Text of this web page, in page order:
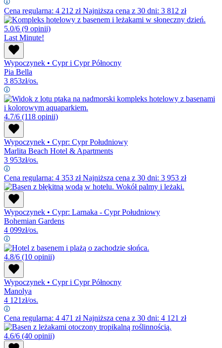
Cena regularna: 4 212 złNajniższa cena z 30 dni: 3 812 zł
5.0/6 (9 opinii)
Last Minute!
Wypoczynek • Cypr i Cypr Północny
Pia Bella
3 853zł/os.
4.7/6 (118 opinii)
Wypoczynek • Cypr: Cypr Południowy
Marlita Beach Hotel & Apartments
3 953zł/os.
Cena regularna: 4 353 złNajniższa cena z 30 dni: 3 953 zł
Wypoczynek • Cypr: Larnaka - Cypr Południowy
Bohemian Gardens
4 099zł/os.
4.8/6 (10 opinii)
Wypoczynek • Cypr i Cypr Północny
Manolya
4 121zł/os.
Cena regularna: 4 471 złNajniższa cena z 30 dni: 4 121 zł
4.6/6 (40 opinii)